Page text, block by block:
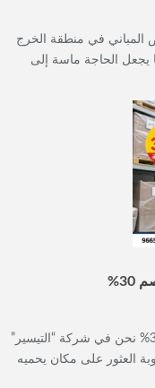
المباني في منطقة الخرج
يجعل الحاجة ماسة إلى
تخزين الاثاث بالدمام | مستودعات آمنة بخصم 30% نحن في شركة “التيسير”
العثور على مكان يحميه